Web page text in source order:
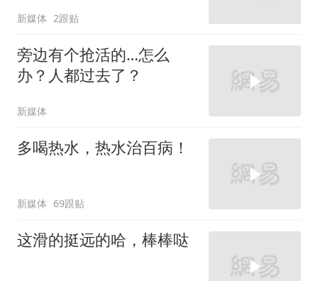
新媒体 2跟贴
旁边有个抢活的…怎么
办？人都过去了？
新媒体
多喝热水，热水治百病！
新媒体 69跟贴
这滑的挺远的哈，棒棒哒